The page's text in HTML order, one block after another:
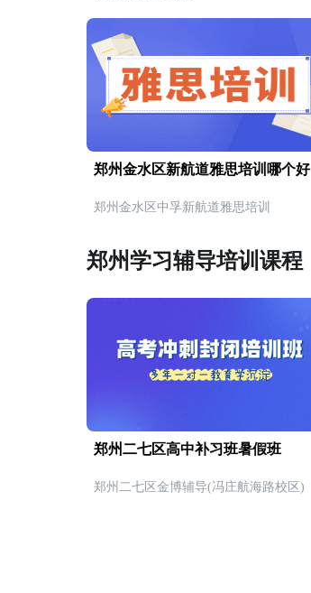
郑州金水区新航道雅思培训哪个好
郑州金水区中孚新航道雅思培训
郑州学习辅导培训课程
郑州二七区高中补习班暑假班
郑州二七区金博辅导(冯庄航海路校区)